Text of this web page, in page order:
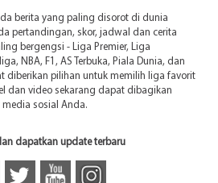
berita yang paling disorot di dunia
pertandingan, skor, jadwal dan cerita
bergengsi - Liga Premier, Liga
NBA, F1, AS Terbuka, Piala Dunia, dan
diberikan pilihan untuk memilih liga favorit
dan video sekarang dapat dibagikan
sosial Anda.
dapatkan update terbaru